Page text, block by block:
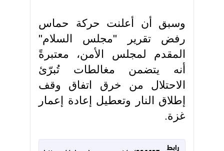
وسبق أن أعلنت حركة حماس
رفض تقرير "مجلس السلام"
المقدم لمجلس الأمن، معتبرةً
أنه يتضمن مغالطات تُبرّئ
الاحتلال من خرق اتفاق وقف
إطلاق النار وتعطيل إعادة إعمار
غزة.
رابط